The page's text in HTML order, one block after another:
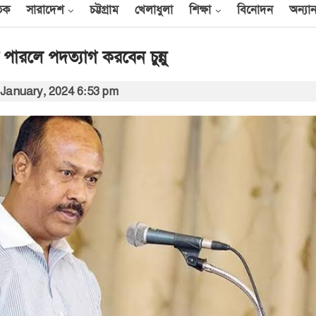
সারাদেশ চট্টগ্রাম খেলাধুলা শিক্ষা বিনোদন
পারলে পদত্যাগ করবেন চুন্নু
2024 6:53 pm
আন্তর্জাতিক
এক দিনে ৪০ হিজবুল্লাহ
যোদ্ধাকে হত্যার দাবি
ইসরায়েলের
আর্কাইভ থেকে
অন্তর্বর্তী সরকারের সময়ের
অধ্যাদেশ সংসদে উপস্থাপন
করা হবে
আর্কাইভ থেকে
প্রধানমন্ত্রীর সঙ্গে সৌদি